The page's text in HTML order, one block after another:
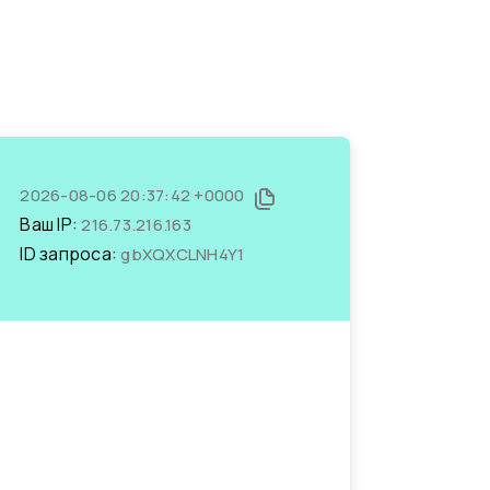
2026-08-06 20:37:42 +0000
Ваш IP:216.73.216.163
ID запроса:gbXQXCLNH4Y1